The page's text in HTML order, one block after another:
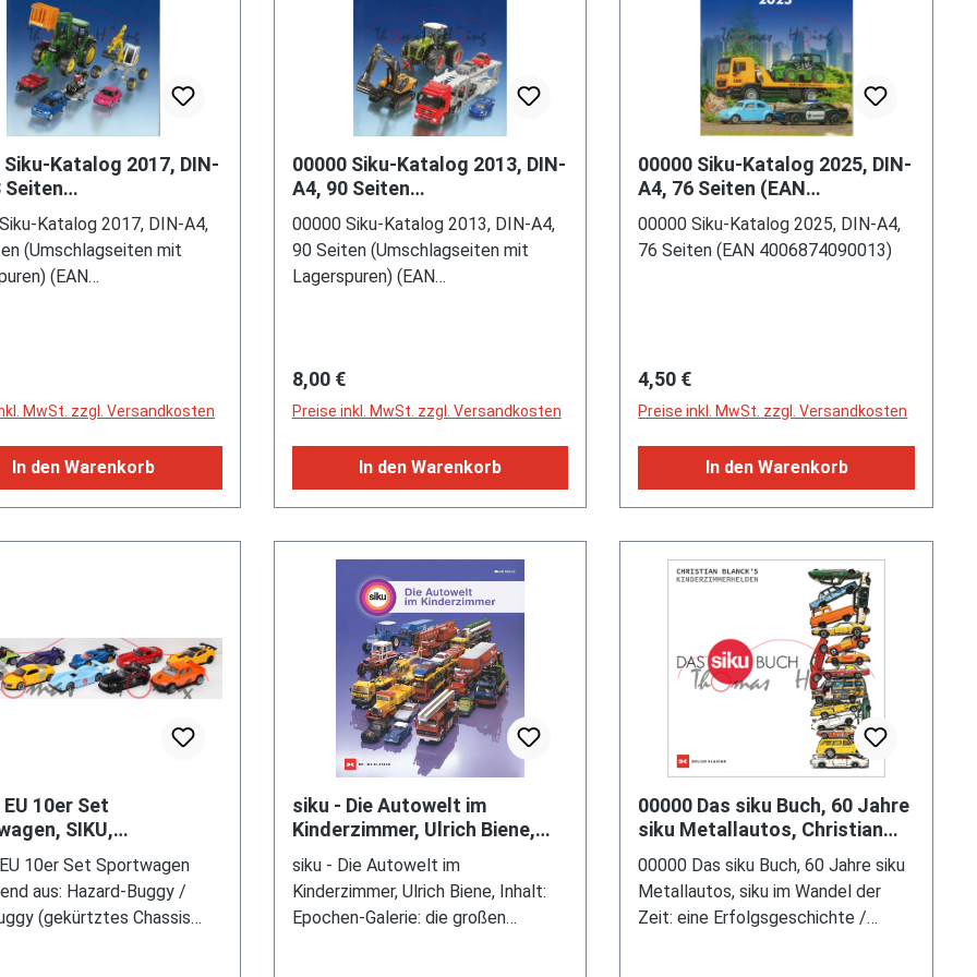
Siku-Katalog 2017, DIN-
Seiten
mit
(EAN
Katalog 2017, DIN-A4,
(Umschlagseiten mit
(EAN
Preis:
MwSt. zzgl. Versandkosten
In den Warenkorb
00000 Siku-Katalog 2013, DIN-
A4, 90 Seiten
(Umschlagseiten mit
Lagerspuren) (EAN
4006874090013)
00000 Siku-Katalog 2013, DIN-A4,
90 Seiten (Umschlagseiten mit
Lagerspuren) (EAN
Regulärer Preis:
8,00 €
Preise inkl. MwSt. zzgl. Versandkosten
In den Warenkorb
00000 Siku-Katalog 2025, DIN-
A4, 76 Seiten (EAN
4006874090013)
00000 Siku-Katalog 2025, DIN-A4,
76 Seiten (EAN 4006874090013)
Regulärer Preis:
4,50 €
Preise inkl. MwSt. zzgl. Versandkosten
In den Warenkorb
10er Set
SIKU,
m- (Limited
/ SPECIAL EDITION)
10er Set Sportwagen
aus: Hazard-Buggy /
(gekürtztes Chassis
siku - Die Autowelt im
Kinderzimmer, Ulrich Biene,
DELIUS KLASING Verlag, 1.
Auflage September 2025
siku - Die Autowelt im
Kinderzimmer, Ulrich Biene, Inhalt:
Epochen-Galerie: die großen
00000 Das siku Buch, 60 Jahre
siku Metallautos, Christian
Blanck's Kinderzimmerhelden,
DeliusKlasing
00000 Das siku Buch, 60 Jahre siku
Metallautos, siku im Wandel der
Zeit: eine Erfolgsgeschichte /